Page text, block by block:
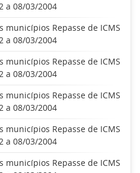
a 08/03/2004
Repasse de ICMS
a 08/03/2004
Repasse de ICMS
a 08/03/2004
Repasse de ICMS
a 08/03/2004
Repasse de ICMS
a 08/03/2004
Repasse de ICMS